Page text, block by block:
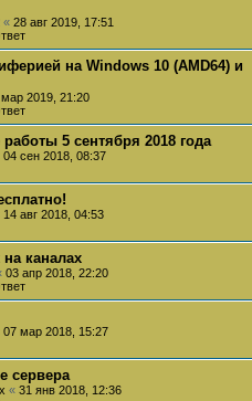
« 28 авг 2019, 17:51
на Windows 10 (AMD64) и
2019, 21:20
5 сентября 2018 года
04 сен 2018, 08:37
14 авг 2018, 04:53
каналах
03 апр 2018, 22:20
07 мар 2018, 15:27
сервера
« 31 янв 2018, 12:36